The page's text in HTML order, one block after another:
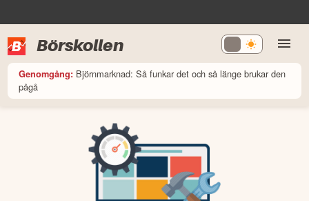
Börskollen
Genomgång: Björnmarknad: Så funkar det och så länge brukar den
pågå